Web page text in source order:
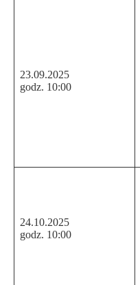
23.09.2025
godz. 10:00
24.10.2025
godz. 10:00